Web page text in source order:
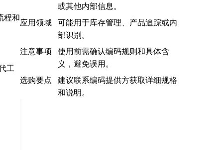
程和
或其他内部信息。
应用领域
可能用于库存管理、产品追踪或内
部识别。
注意事项
使用前需确认编码规则和具体含
义，避免误用。
选购要点
建议联系编码提供方获取详细规格
和说明。